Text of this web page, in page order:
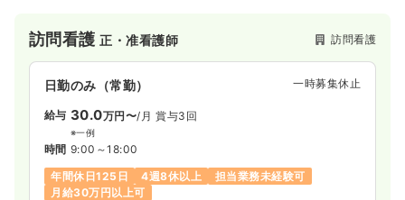
救急外来 正看護師 一般病院
2交代（常勤）
給与 30.9 万円〜
※経験5年の例
時間 8:30～17:00
訪問看護正・准看護師 訪問看護
日勤のみ（常勤） 一時募集休止
給与 30.0万円〜/月 賞与3回
※一例
時間 9:00～18:00
年間休日125日
4週8休以上
担当業務未経験可
月給30万円以上可